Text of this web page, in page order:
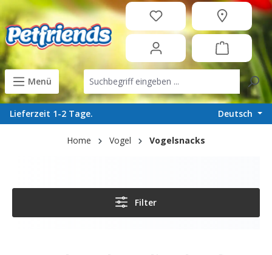
content
Menü
Lieferzeit 1-2 Tage. Deutsch
Home Vogel Vogelsnacks
Filter